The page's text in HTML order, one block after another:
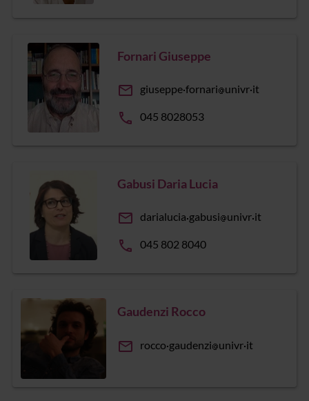
Fornari Giuseppe
email giuseppe fornari univr it
phone 045 8028053
Gabusi Daria Lucia
email darialucia gabusi univr it
phone 045 802 8040
Gaudenzi Rocco
email rocco gaudenzi univr it